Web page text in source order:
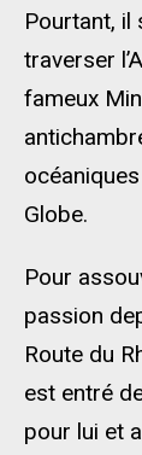
Pourtant, il
traverser
fameux
Globe.
Pour
passion
Route du
est entré
pour lui et